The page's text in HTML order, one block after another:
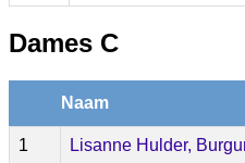
Dames C
Naam
1 Lisanne Hulder,